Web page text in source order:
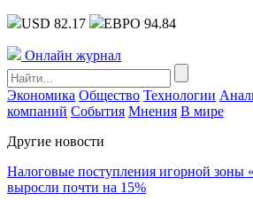
USD 82.17 ЕВРО 94.84
Онлайн журнал
Экономика Общество Технологии
компаний События Мнения В мире
Другие новости
Налоговые поступления игорной зоны
выросли почти на 15%